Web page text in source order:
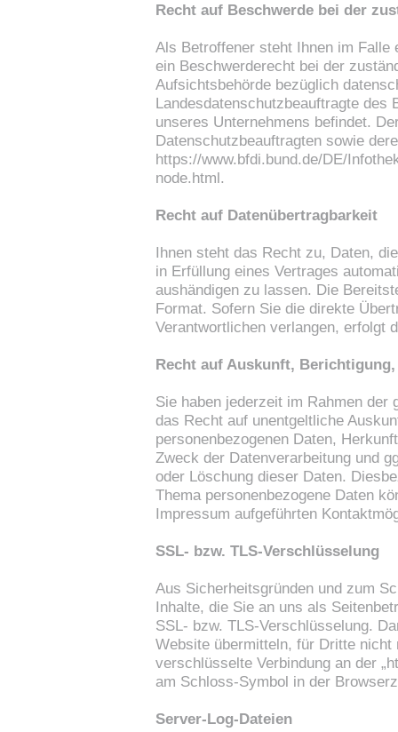
Recht auf Beschwerde bei der
Als Betroffener steht Ihnen im
ein Beschwerderecht bei der
Aufsichtsbehörde bezüglich
Landesdatenschutzbeauftragte des
unseres Unternehmens befindet.
Datenschutzbeauftragten sowie
https://www.bfdi.bund.de/DE/
node.html.
Recht auf Datenübertragbarkeit
Ihnen steht das Recht zu, Daten,
in Erfüllung eines Vertrages
aushändigen zu lassen. Die
Format. Sofern Sie die direkte
Verantwortlichen verlangen, erfolgt
Recht auf Auskunft,
Sie haben jederzeit im Rahmen der
das Recht auf unentgeltliche
personenbezogenen Daten,
Zweck der Datenverarbeitung und
oder Löschung dieser Daten.
Thema personenbezogene Daten
Impressum aufgeführten
SSL- bzw. TLS-Verschlüsselung
Aus Sicherheitsgründen und zum
Inhalte, die Sie an uns als
SSL- bzw. TLS-Verschlüsselung.
Website übermitteln, für Dritte nicht
verschlüsselte Verbindung an der
am Schloss-Symbol in der
Server-Log-Dateien